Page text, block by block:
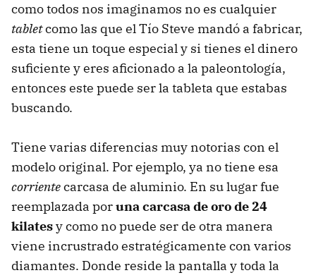
como todos nos imaginamos no es cualquier
tabletcomo las que el Tío Steve mandó a fabricar,
esta tiene un toque especial y si tienes el dinero
suficiente y eres aficionado a la paleontología,
entonces este puede ser la tableta que estabas
buscando.
Tiene varias diferencias muy notorias con el
modelo original. Por ejemplo, ya no tiene esa
corrientecarcasa de aluminio. En su lugar fue
reemplazada poruna carcasa de oro de 24
kilatesy como no puede ser de otra manera
viene incrustrado estratégicamente con varios
diamantes. Donde reside la pantalla y toda la